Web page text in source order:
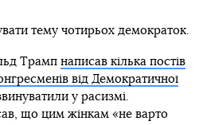
тему чотирьох демократок.
Трамп написав кілька постів
від Демократичної
у расизмі.
що цим жінкам «не варто